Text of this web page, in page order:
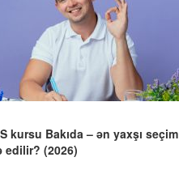
kursu Bakıda – ən yaxşı seçim
edilir? (2026)